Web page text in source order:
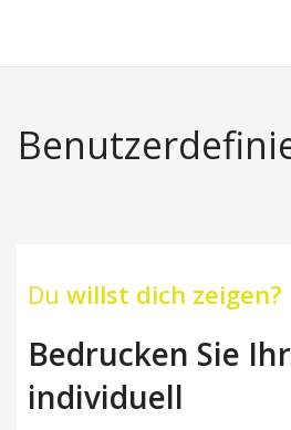
Du willst dich zeigen?
Bedrucken Sie
individuell